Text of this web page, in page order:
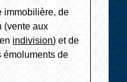
immobilière, de
(vente aux
indivision) et de
émoluments de